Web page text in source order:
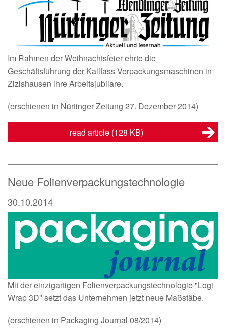
Im Rahmen der Weihnachtsfeier ehrte die
Geschäftsführung der Kallfass Verpackungsmaschinen in
Zizishausen ihre Arbeitsjubilare.
(erschienen in Nürtinger Zeitung 27. Dezember 2014)
read article (128 KB)
Neue Folienverpackungstechnologie
30.10.2014
Mit der einzigartigen Folienverpackungstechnologie "Logi
Wrap 3D" setzt das Unternehmen jetzt neue Maßstäbe.
(erschienen in Packaging Journal 08/2014)